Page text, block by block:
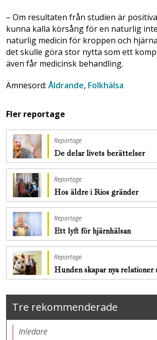
– Om resultaten från studien är
kunna kalla körsång för en naturlig
naturlig medicin för kroppen och
det skulle göra stor nytta som ett
även får medicinsk behandling.
Ämnesord:Åldrande, Folkhälsa
Fler reportage
Reportage
De delar livets berättelser
Reportage
Hos äldre i Rios gränder
Reportage
Ett lyft för hjärnhälsan
Reportage
Hunden skapar nya relationer
Tre rekommenderade
Inledare